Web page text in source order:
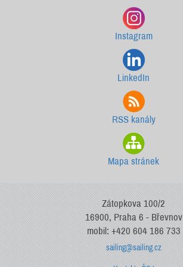
Instagram
LinkedIn
RSS kanály
Mapa stránek
Zátopkova 100/2
16900, Praha 6 - Břevnov
mobil: +420 604 186 733
sailing@sailing.cz